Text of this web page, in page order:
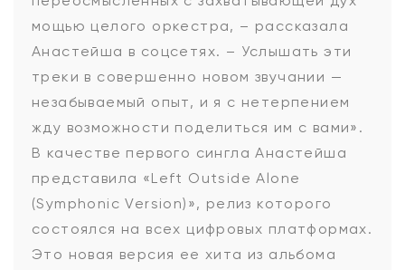
мощью целого оркестра, – рассказала
Анастейша в соцсетях. – Услышать эти
треки в совершенно новом звучании —
незабываемый опыт, и я с нетерпением
жду возможности поделиться им с вами».
В качестве первого сингла Анастейша
представила «Left Outside Alone
(Symphonic Version)», релиз которого
состоялся на всех цифровых платформах.
Это новая версия ее хита из альбома